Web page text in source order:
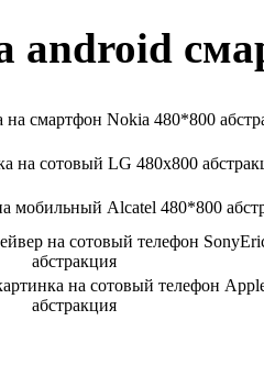
android